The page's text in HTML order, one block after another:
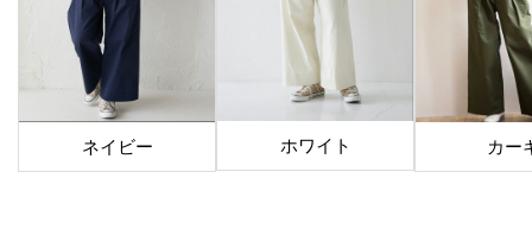
ネイビー ホワイト カー